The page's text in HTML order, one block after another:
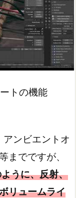
トの機能
ンビエントオ
までですが、
うに、反射、
リュームライ